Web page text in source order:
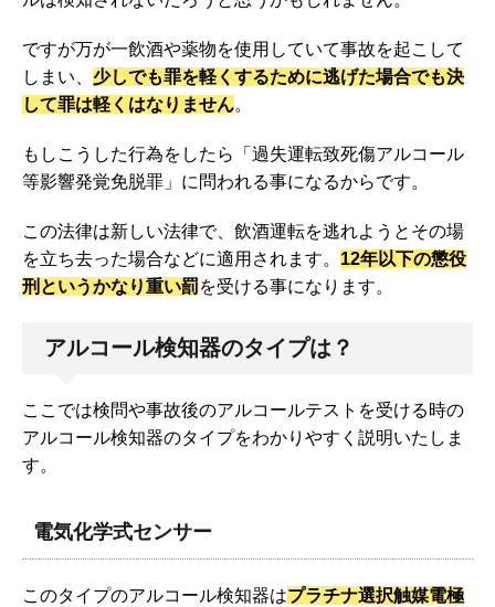
ですが万が一飲酒や薬物を使用していて事故を起こして
しまい、 少しでも罪を軽くするために逃げた場合でも決
して罪は軽くはなりません。
もしこうした行為をしたら「過失運転致死傷アルコール
等影響発覚免脱罪」に問われる事になるからです。
この法律は新しい法律で、飲酒運転を逃れようとその場
を立ち去った場合などに適用されます。 12年以下の懲役
刑というかなり重い罰を受ける事になります。
アルコール検知器のタイプは？
ここでは検問や事故後のアルコールテストを受ける時の
アルコール検知器のタイプをわかりやすく説明いたしま
す。
電気化学式センサー
このタイプのアルコール検知器はプラチナ選択触媒電極